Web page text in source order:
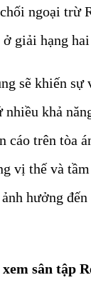
ngoại trừ
giải hạng
sẽ khiến sự
khả
cáo trên tòa
vị thế và
hưởng
sân tập